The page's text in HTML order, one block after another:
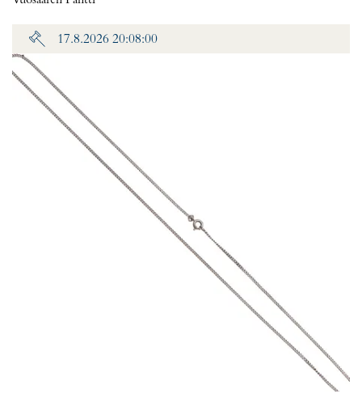
17.8.2026 20:08:00